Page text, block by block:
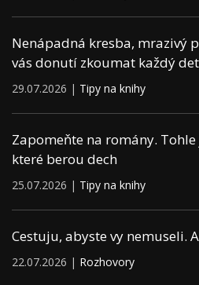
Nenápadná kresba, mrazivý
vás donutí zkoumat každý
29.07.2026 | Tipy na knihy
Zapomeňte na romány.
které berou dech
25.07.2026 | Tipy na knihy
Cestuju, abyste vy nemuseli.
22.07.2026 | Rozhovory